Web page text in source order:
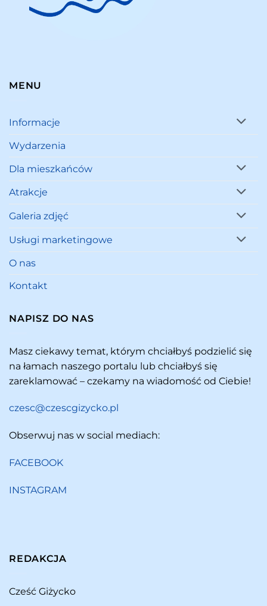
MENU
Informacje
Wydarzenia
Dla mieszkańców
Atrakcje
Galeria zdjęć
Usługi marketingowe
O nas
Kontakt
NAPISZ DO NAS
Masz ciekawy temat, którym chciałbyś podzielić się
na łamach naszego portalu lub chciałbyś się
zareklamować – czekamy na wiadomość od Ciebie!
czesc@czescgizycko.pl
Obserwuj nas w social mediach:
FACEBOOK
INSTAGRAM
REDAKCJA
Cześć Giżycko